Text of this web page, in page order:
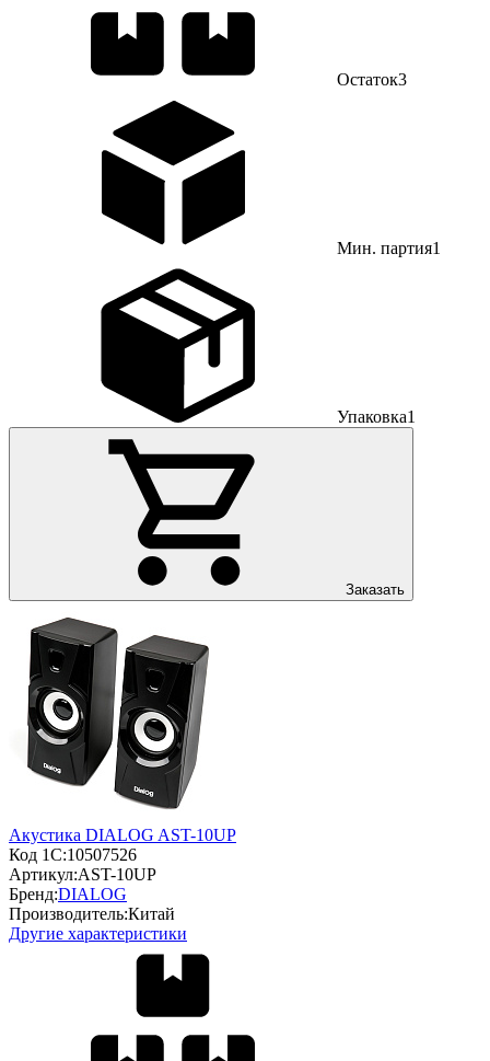
Остаток3
Мин. партия1
Упаковка1
Заказать
Акустика DIALOG AST-10UP
Код 1С:10507526
Артикул:AST-10UP
Бренд:DIALOG
Производитель:Китай
Другие характеристики